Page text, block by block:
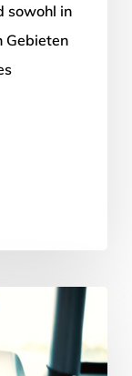
sowohl in
Gebieten